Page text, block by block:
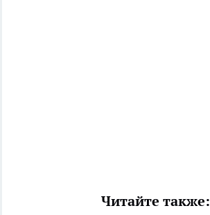
Читайте также: